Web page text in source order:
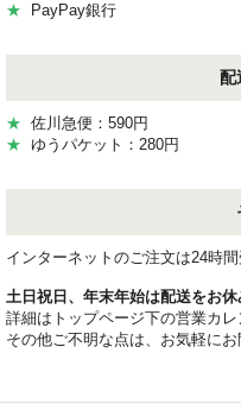
★ PayPay銀行
配
★ 佐川急便：590円
★ ゆうパケット：280円
インターネットのご注文は24時間
土日祝日、年末年始は配送をお休
詳細はトップページ下の営業カレ
その他ご不明な点は、お気軽にお